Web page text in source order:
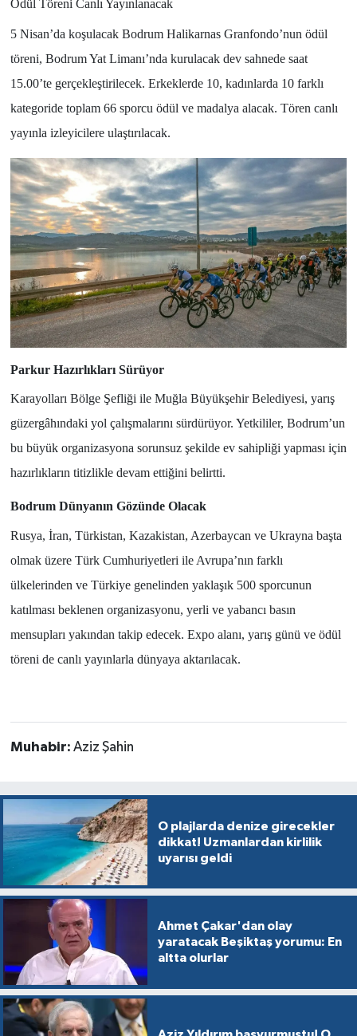
Ödül Töreni Canlı Yayınlanacak
5 Nisan’da koşulacak Bodrum Halikarnas Granfondo’nun ödül
töreni, Bodrum Yat Limanı’nda kurulacak dev sahnede saat
15.00’te gerçekleştirilecek. Erkeklerde 10, kadınlarda 10 farklı
kategoride toplam 66 sporcu ödül ve madalya alacak. Tören canlı
yayınla izleyicilere ulaştırılacak.
Parkur Hazırlıkları Sürüyor
Karayolları Bölge Şefliği ile Muğla Büyükşehir Belediyesi, yarış
güzergâhındaki yol çalışmalarını sürdürüyor. Yetkililer, Bodrum’un
bu büyük organizasyona sorunsuz şekilde ev sahipliği yapması için
hazırlıkların titizlikle devam ettiğini belirtti.
Bodrum Dünyanın Gözünde Olacak
Rusya, İran, Türkistan, Kazakistan, Azerbaycan ve Ukrayna başta
olmak üzere Türk Cumhuriyetleri ile Avrupa’nın farklı
ülkelerinden ve Türkiye genelinden yaklaşık 500 sporcunun
katılması beklenen organizasyonu, yerli ve yabancı basın
mensupları yakından takip edecek. Expo alanı, yarış günü ve ödül
töreni de canlı yayınlarla dünyaya aktarılacak.
Muhabir: Aziz Şahin
O plajlarda denize girecekler
dikkat! Uzmanlardan kirlilik
uyarısı geldi
Ahmet Çakar'dan olay
yaratacak Beşiktaş yorumu: En
altta olurlar